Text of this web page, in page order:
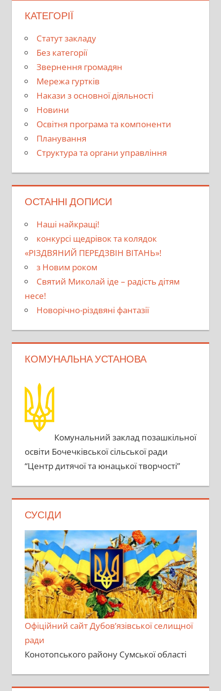
КАТЕГОРІЇ
Cтатут закладу
Без категорії
Звернення громадян
Мережа гуртків
Накази з основної діяльності
Новини
Освітня програма та компоненти
Планування
Структура та органи управління
ОСТАННІ ДОПИСИ
Наші найкращі!
конкурсі щедрівок та колядок
«РІЗДВЯНИЙ ПЕРЕДЗВІН ВІТАНЬ»!
з Новим роком
Святий Миколай іде – радість дітям
несе!
Новорічно-різдвяні фантазії
КОМУНАЛЬНА УСТАНОВА
Комунальний заклад позашкільної
освіти Бочечківської сільської ради
“Центр дитячої та юнацької творчості”
СУСІДИ
Офіційний сайт Дубов’язівської селищної
ради
Конотопського району Сумської області